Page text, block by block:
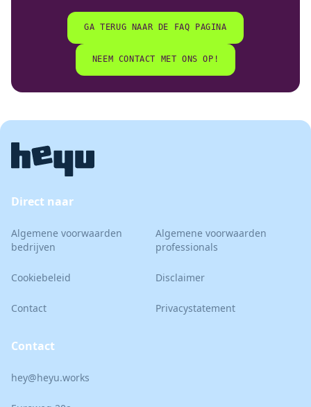
GA TERUG NAAR DE FAQ PAGINA
NEEM CONTACT MET ONS OP!
Direct naar
Algemene voorwaarden
bedrijven
Algemene voorwaarden
professionals
Cookiebeleid Disclaimer
Contact Privacystatement
Contact
hey@heyu.works